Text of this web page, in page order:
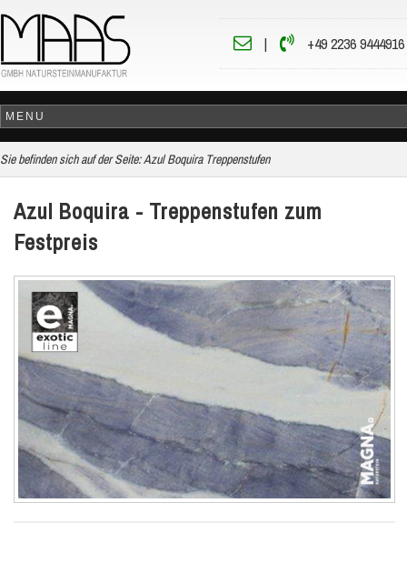
| +49 2236 9444916
Sie befinden sich auf der Seite:Azul Boquira Treppenstufen
Azul Boquira - Treppenstufen zum
Festpreis